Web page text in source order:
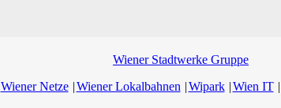
Wiener Stadtwerke Gruppe
Wiener Netze Wiener Lokalbahnen Wipark Wien IT